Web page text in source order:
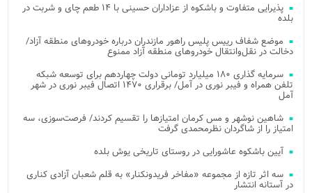
پذیرایی متفاوت و باشکوه از عزاداران حسینی با ۱۴ طعم چای و شربت در
بلده
موضع شفاف رییس پلیس راهور مازندران درباره خودروهای منطقه آزاد/
دخالت در نقل‌وانتقال خودروهای منطقه آزاد ممنوع
سرمایه گذاری ۱۸۰ میلیارد تومانی دولت چهاردهم برای توسعه شبکه
تلفن همراه و فیبر نوری در آمل/ برقراری ۱۴۷۰ اتصال فیبر نوری در شهر
آمل
شاهین نوشهر و مس کرمان امتیازها را تقسیم کردند/ فرصت‌سوزی، سه
امتیاز را از شاگردان نظرمحمدی گرفت
آیین باشکوه عاشورایی در روستای تاریخی یوش بلده
سه اثر تازه از مجموعه «مفاخر فریدونکنار» به قلم شعبان آزادی کناری
در آستانه انتشار